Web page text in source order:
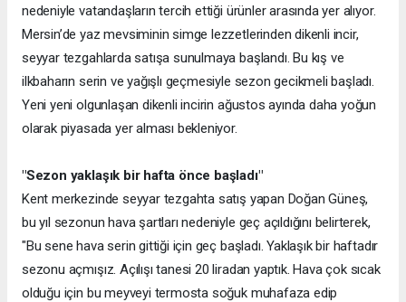
nedeniyle vatandaşların tercih ettiği ürünler arasında yer alıyor.
Mersin’de yaz mevsiminin simge lezzetlerinden dikenli incir,
seyyar tezgahlarda satışa sunulmaya başlandı. Bu kış ve
ilkbaharın serin ve yağışlı geçmesiyle sezon gecikmeli başladı.
Yeni yeni olgunlaşan dikenli incirin ağustos ayında daha yoğun
olarak piyasada yer alması bekleniyor.
"Sezon yaklaşık bir hafta önce başladı"
Kent merkezinde seyyar tezgahta satış yapan Doğan Güneş,
bu yıl sezonun hava şartları nedeniyle geç açıldığını belirterek,
"Bu sene hava serin gittiği için geç başladı. Yaklaşık bir haftadır
sezonu açmışız. Açılışı tanesi 20 liradan yaptık. Hava çok sıcak
olduğu için bu meyveyi termosta soğuk muhafaza edip